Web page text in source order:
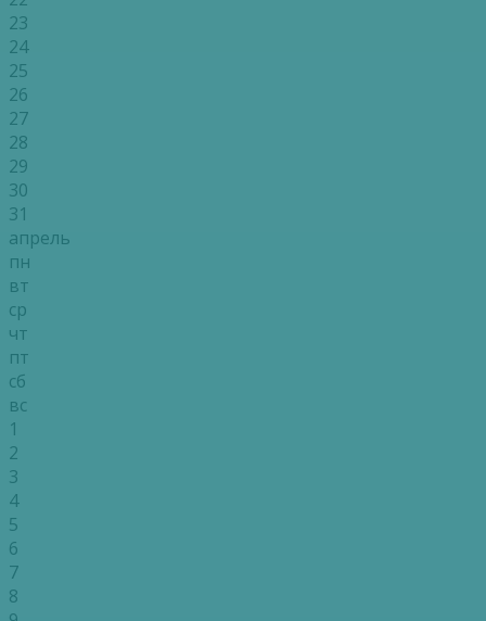
23
24
25
26
27
28
29
30
31
апрель
пн
вт
ср
чт
пт
сб
вс
1
2
3
4
5
6
7
8